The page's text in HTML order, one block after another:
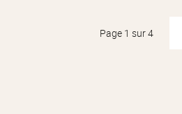
Page 1 sur 4